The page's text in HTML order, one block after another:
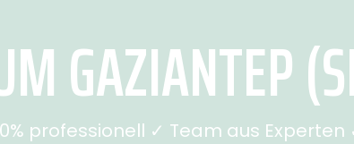
GAZIANTEP
professionell ✓ Team aus